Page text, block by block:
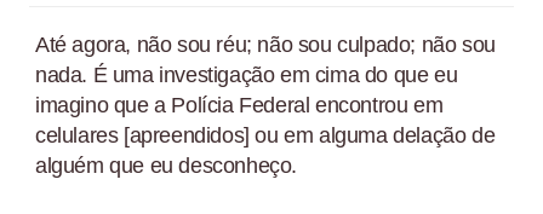
Até agora, não sou réu; não sou culpado; não sou
nada. É uma investigação em cima do que eu
imagino que a Polícia Federal encontrou em
celulares [apreendidos] ou em alguma delação de
alguém que eu desconheço.